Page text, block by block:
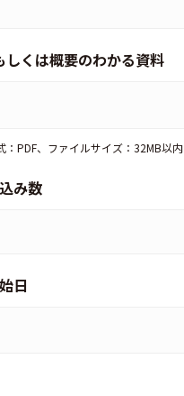
しくは概要のわかる資料
PDF、ファイルサイズ：32MB以内
み数
日